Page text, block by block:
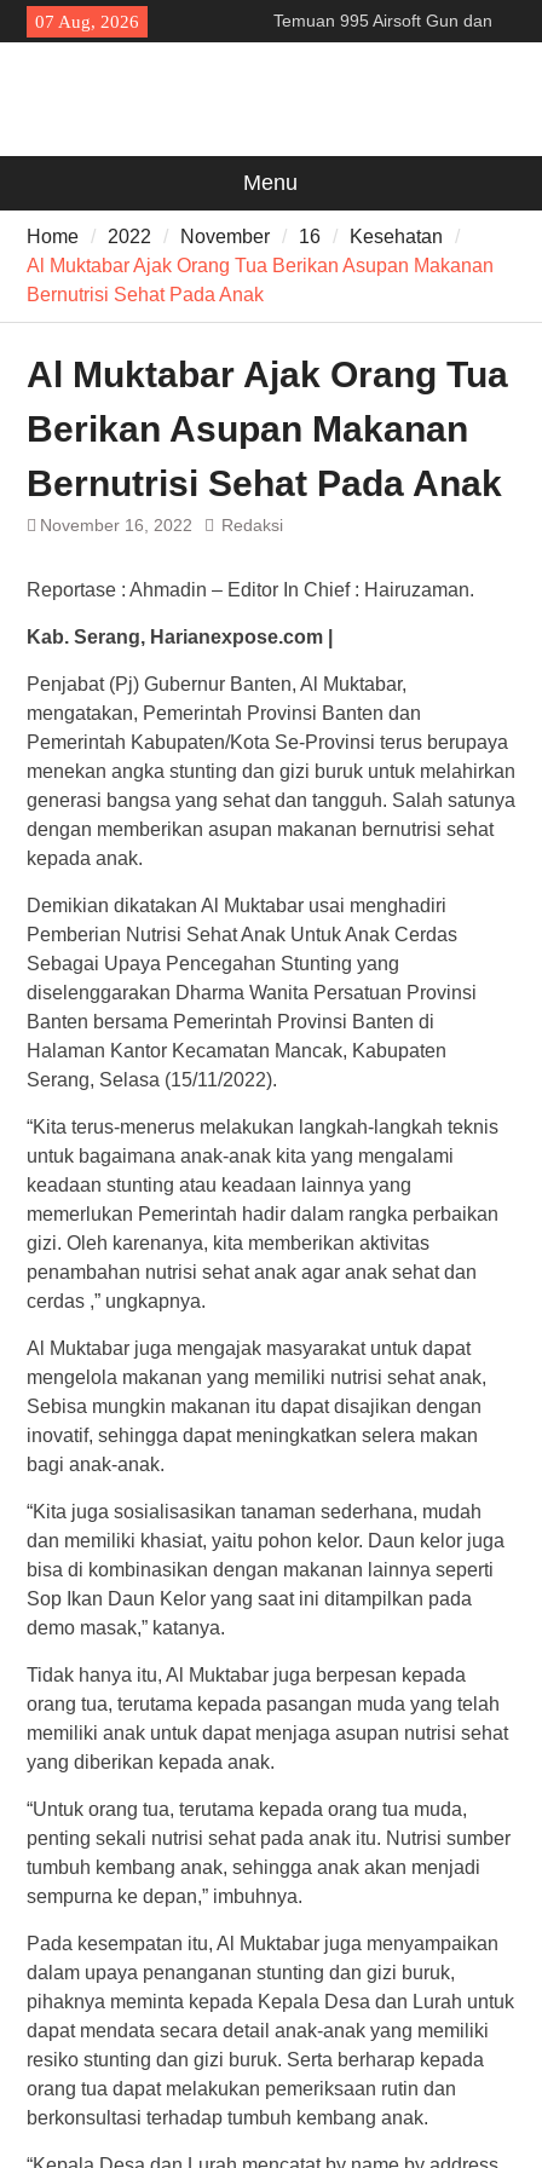
Skip
to
07 Aug, 2026
Temuan 995 Airsoft Gun dan
Narkoba di Sekolah Kebayoran
Masyarakat”
Menu
Home 2022 November 16
Kesehatan
Al Muktabar Ajak Orang Tua Berikan Asupan Makanan
Bernutrisi Sehat Pada Anak
Al Muktabar Ajak Orang Tua
Berikan Asupan Makanan
Bernutrisi Sehat Pada Anak
November 16, 2022 Redaksi
Reportase : Ahmadin – Editor In Chief : Hairuzaman.
Kab. Serang, Harianexpose.com |
Penjabat (Pj) Gubernur Banten, Al Muktabar,
mengatakan, Pemerintah Provinsi Banten dan
Pemerintah Kabupaten/Kota Se-Provinsi terus berupaya
menekan angka stunting dan gizi buruk untuk melahirkan
generasi bangsa yang sehat dan tangguh. Salah satunya
dengan memberikan asupan makanan bernutrisi sehat
kepada anak.
Demikian dikatakan Al Muktabar usai menghadiri
Pemberian Nutrisi Sehat Anak Untuk Anak Cerdas
Sebagai Upaya Pencegahan Stunting yang
diselenggarakan Dharma Wanita Persatuan Provinsi
Banten bersama Pemerintah Provinsi Banten di
Halaman Kantor Kecamatan Mancak, Kabupaten
Serang, Selasa (15/11/2022).
“Kita terus-menerus melakukan langkah-langkah teknis
untuk bagaimana anak-anak kita yang mengalami
keadaan stunting atau keadaan lainnya yang
memerlukan Pemerintah hadir dalam rangka perbaikan
gizi. Oleh karenanya, kita memberikan aktivitas
penambahan nutrisi sehat anak agar anak sehat dan
cerdas ,” ungkapnya.
Al Muktabar juga mengajak masyarakat untuk dapat
mengelola makanan yang memiliki nutrisi sehat anak,
Sebisa mungkin makanan itu dapat disajikan dengan
inovatif, sehingga dapat meningkatkan selera makan
bagi anak-anak.
“Kita juga sosialisasikan tanaman sederhana, mudah
dan memiliki khasiat, yaitu pohon kelor. Daun kelor juga
bisa di kombinasikan dengan makanan lainnya seperti
Sop Ikan Daun Kelor yang saat ini ditampilkan pada
demo masak,” katanya.
Tidak hanya itu, Al Muktabar juga berpesan kepada
orang tua, terutama kepada pasangan muda yang telah
memiliki anak untuk dapat menjaga asupan nutrisi sehat
yang diberikan kepada anak.
“Untuk orang tua, terutama kepada orang tua muda,
penting sekali nutrisi sehat pada anak itu. Nutrisi sumber
tumbuh kembang anak, sehingga anak akan menjadi
sempurna ke depan,” imbuhnya.
Pada kesempatan itu, Al Muktabar juga menyampaikan
dalam upaya penanganan stunting dan gizi buruk,
pihaknya meminta kepada Kepala Desa dan Lurah untuk
dapat mendata secara detail anak-anak yang memiliki
resiko stunting dan gizi buruk. Serta berharap kepada
orang tua dapat melakukan pemeriksaan rutin dan
berkonsultasi terhadap tumbuh kembang anak.